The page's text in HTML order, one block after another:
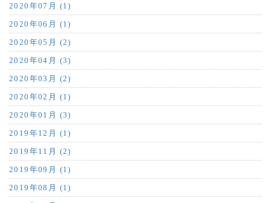
2020年07月 (1)
2020年06月 (1)
2020年05月 (2)
2020年04月 (3)
2020年03月 (2)
2020年02月 (1)
2020年01月 (3)
2019年12月 (1)
2019年11月 (2)
2019年09月 (1)
2019年08月 (1)